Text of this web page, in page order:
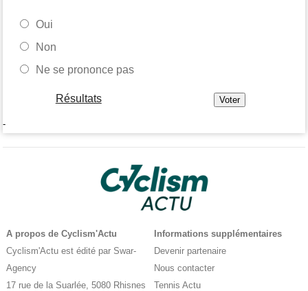
Oui
Non
Ne se prononce pas
Résultats
-
A propos de Cyclism'Actu
Cyclism'Actu est édité par Swar-
Agency
17 rue de la Suarlée, 5080 Rhisnes
Informations supplémentaires
Devenir partenaire
Nous contacter
Tennis Actu